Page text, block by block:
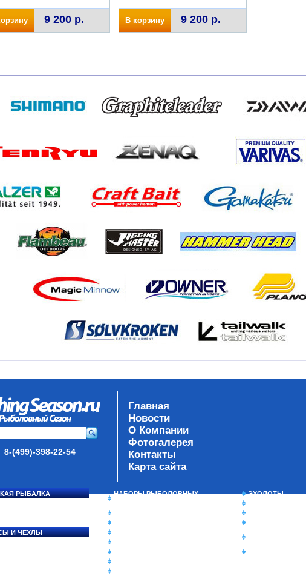
9 200 р. В корзину 9 200 р.
8-(499)-398-22-54
Главная
Новости
О Компании
Фотогалерея
Контакты
Карта сайта
РЫБАЛКА
И ЧЕХЛЫ
НАБОРЫ РЫБОЛОВНЫХ
ЭХОЛОТЫ